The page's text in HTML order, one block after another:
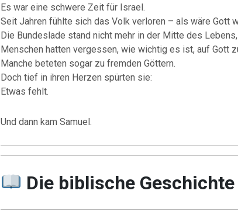
Es war eine schwere Zeit für Israel.
Seit Jahren fühlte sich das Volk verloren – als wäre Gott
Die Bundeslade stand nicht mehr in der Mitte des
Menschen hatten vergessen, wie wichtig es ist, auf Gott
Manche beteten sogar zu fremden Göttern.
Doch tief in ihren Herzen spürten sie:
Etwas fehlt.
Und dann kam Samuel.
Die biblische Geschichte